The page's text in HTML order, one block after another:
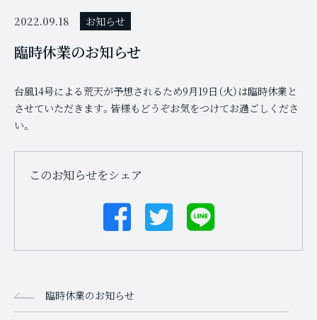
2022.09.18 お知らせ
臨時休業のお知らせ
台風14号による荒天が予想されるため9月19日（火）は臨時休業と
させていただきます。皆様もどうぞお気をつけてお過ごしくださ
い。
このお知らせをシェア
臨時休業のお知らせ